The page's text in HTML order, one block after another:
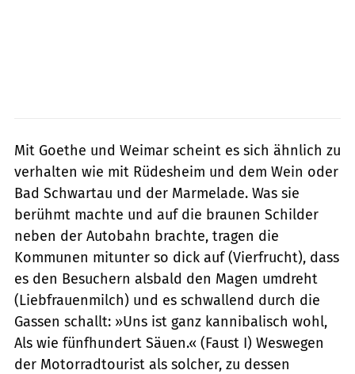
Mit Goethe und Weimar scheint es sich ähnlich zu
verhalten wie mit Rüdesheim und dem Wein oder
Bad Schwartau und der Marmelade. Was sie
berühmt machte und auf die braunen Schilder
neben der Autobahn brachte, tragen die
Kommunen mitunter so dick auf (Vierfrucht), dass
es den Besuchern alsbald den Magen umdreht
(Liebfrauenmilch) und es schwallend durch die
Gassen schallt: »Uns ist ganz kannibalisch wohl,
Als wie fünfhundert Säuen.« (Faust I) Weswegen
der Motorradtourist als solcher, zu dessen